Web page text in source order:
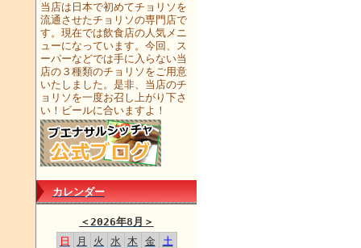
当店は日本で初めてチョリソを
流通させたチョリソの専門店で
す。現在では飲食店の人気メニ
ューになっています。今回、ス
ーパーなどでは手に入らない当
店の３種類のチョリソをご用意
いたしました。是非、当店のチ
ョリソを一度お召し上がり下さ
い！ビールに合いますよ！
カレンダー
＜2026年8月 ＞
日
月 火 水 木 金
土